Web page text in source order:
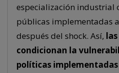
especialización industrial
públicas implementadas
después del shock. Así,
condicionan la
políticas